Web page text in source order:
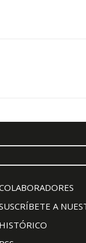
A
HISTÓRICO